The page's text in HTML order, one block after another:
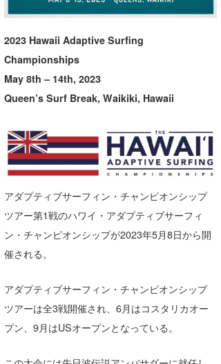
2023 Hawaii Adaptive Surfing
Championships
May 8th – 14th, 2023
Queen’s Surf Break, Waikiki, Hawaii
アダプティブサーフィン・チャンピオンシップ
ツアー第1戦のハワイ・アダプティブサーフィ
ン・チャンピオンシップが2023年5月8日から開
催される。
アダプティブサーフィン・チャンピオンシップ
ツアーは全3戦開催され、6月はコスタリカオー
プン、9月はUSオープンとなっている。
サーファーズ
ライター/寄稿メディア
Core Surf Japan
Naoya Kimoto
mitsuteru Kamio
Yoshiyuki Obata
arukasvision
メディア
SURFMEDIA
WAVAL
波伝説アンバサダー/プロライダー
中浦“JET”章
嵯峨明日香
☆加藤
+☆maki☆+
波伝説